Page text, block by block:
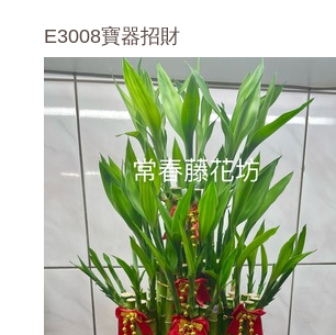
E3008寶器招財